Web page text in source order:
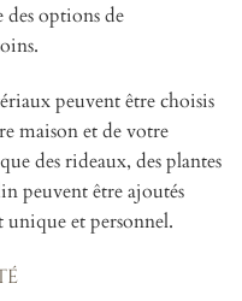
options de
peuvent être choisis
maison et de votre
des rideaux, des plantes
peuvent être ajoutés
unique et personnel.